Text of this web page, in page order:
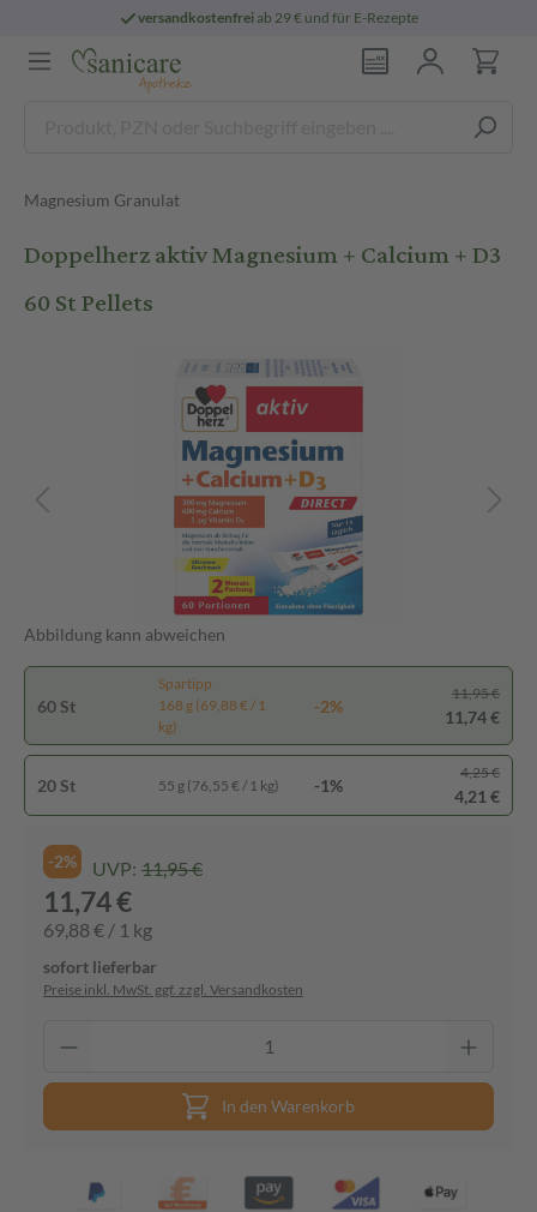
versandkostenfreiab 29 € und für E-Rezepte
Magnesium Granulat
Doppelherz aktiv Magnesium + Calcium + D3
60 St Pellets
Abbildung kann abweichen
60 St
Spartipp
168 g (69,88 € / 1
kg)
-2%
11,95 €
11,74 €
20 St 55 g (76,55 € / 1 kg) -1%
4,25 €
4,21 €
-2% UVP: 11,95 €
11,74 €
69,88 € / 1 kg
sofort lieferbar
Preise inkl. MwSt. ggf. zzgl. Versandkosten
In den Warenkorb